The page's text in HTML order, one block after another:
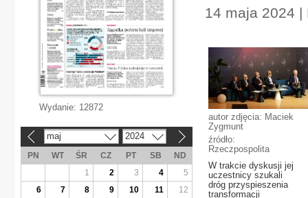
14 maja 2024 |
autor zdjęcia: Maciek
Zygmunt
źródło:
Rzeczpospolita
W trakcie dyskusji jej
uczestnicy szukali
dróg przyspieszenia
transformacji
Wydanie: 12872
maj 2024
PN WT ŚR CZ PT SB
ND
1
2 3 4
5
6
7 8 9 10 11
12